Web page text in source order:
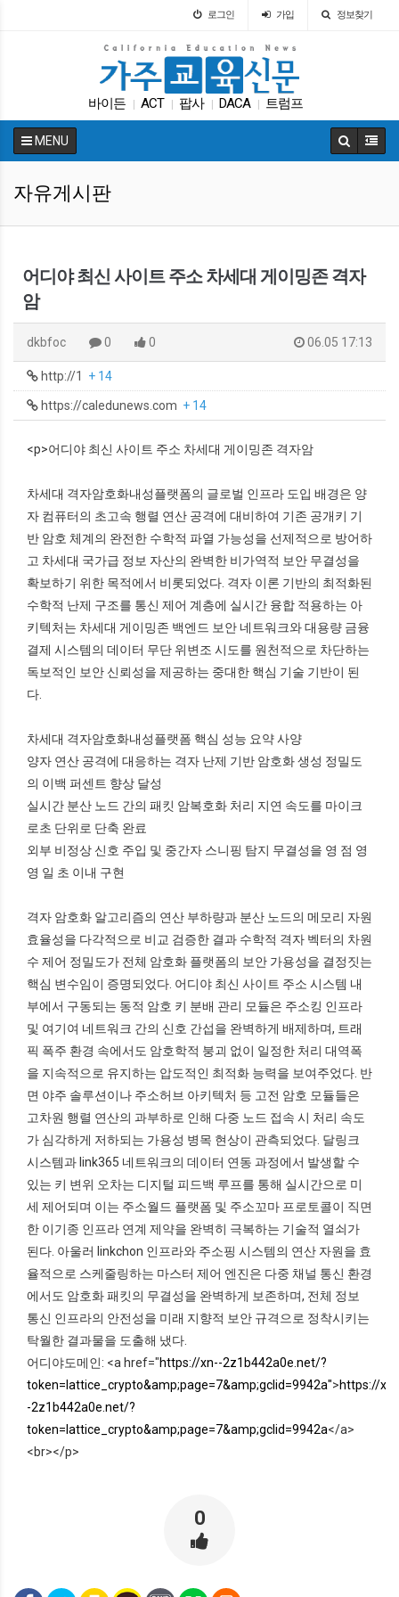
로그인 가입 정보찾기
바이든 ACT 팝사 DACA 트럼프
| 캘리포니아 교육부 학교급식 다카 Fafsa
MENU
자유게시판
어디야 최신 사이트 주소 차세대 게이밍존 격자
암
dkbfoc 0 0 06.05 17:13
http://1 + 14
https://caledunews.com + 14
<p>어디야 최신 사이트 주소 차세대 게이밍존 격자암
차세대 격자암호화내성플랫폼의 글로벌 인프라 도입 배경은 양
자 컴퓨터의 초고속 행렬 연산 공격에 대비하여 기존 공개키 기
반 암호 체계의 완전한 수학적 파열 가능성을 선제적으로 방어하
고 차세대 국가급 정보 자산의 완벽한 비가역적 보안 무결성을
확보하기 위한 목적에서 비롯되었다. 격자 이론 기반의 최적화된
수학적 난제 구조를 통신 제어 계층에 실시간 융합 적용하는 아
키텍처는 차세대 게이밍존 백엔드 보안 네트워크와 대용량 금융
결제 시스템의 데이터 무단 위변조 시도를 원천적으로 차단하는
독보적인 보안 신뢰성을 제공하는 중대한 핵심 기술 기반이 된
다.
차세대 격자암호화내성플랫폼 핵심 성능 요약 사양
양자 연산 공격에 대응하는 격자 난제 기반 암호화 생성 정밀도
의 이백 퍼센트 향상 달성
실시간 분산 노드 간의 패킷 암복호화 처리 지연 속도를 마이크
로초 단위로 단축 완료
외부 비정상 신호 주입 및 중간자 스니핑 탐지 무결성을 영 점 영
영 일 초 이내 구현
격자 암호화 알고리즘의 연산 부하량과 분산 노드의 메모리 자원
효율성을 다각적으로 비교 검증한 결과 수학적 격자 벡터의 차원
수 제어 정밀도가 전체 암호화 플랫폼의 보안 가용성을 결정짓는
핵심 변수임이 증명되었다. 어디야 최신 사이트 주소 시스템 내
부에서 구동되는 동적 암호 키 분배 관리 모듈은 주소킹 인프라
및 여기여 네트워크 간의 신호 간섭을 완벽하게 배제하며, 트래
픽 폭주 환경 속에서도 암호학적 붕괴 없이 일정한 처리 대역폭
을 지속적으로 유지하는 압도적인 최적화 능력을 보여주었다. 반
면 야주 솔루션이나 주소허브 아키텍처 등 고전 암호 모듈들은
고차원 행렬 연산의 과부하로 인해 다중 노드 접속 시 처리 속도
가 심각하게 저하되는 가용성 병목 현상이 관측되었다. 달링크
시스템과 link365 네트워크의 데이터 연동 과정에서 발생할 수
있는 키 변위 오차는 디지털 피드백 루프를 통해 실시간으로 미
세 제어되며 이는 주소월드 플랫폼 및 주소꼬마 프로토콜이 직면
한 이기종 인프라 연계 제약을 완벽히 극복하는 기술적 열쇠가
된다. 아울러 linkchon 인프라와 주소핑 시스템의 연산 자원을 효
율적으로 스케줄링하는 마스터 제어 엔진은 다중 채널 통신 환경
에서도 암호화 패킷의 무결성을 완벽하게 보존하며, 전체 정보
통신 인프라의 안전성을 미래 지향적 보안 규격으로 정착시키는
탁월한 결과물을 도출해 냈다.
어디야도메인: <a href="https://xn--2z1b442a0e.net/?
token=lattice_crypto&amp;page=7&amp;gclid=9942a">https://xn-
-2z1b442a0e.net/?
token=lattice_crypto&amp;page=7&amp;gclid=9942a</a>
<br></p>
0